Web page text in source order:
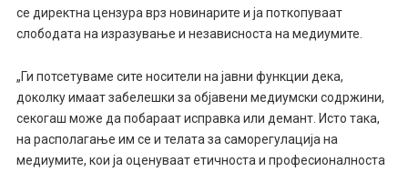
се директна цензура врз новинарите и ја поткопуваат
слободата на изразување и независноста на медиумите.
„Ги потсетуваме сите носители на јавни функции дека,
доколку имаат забелешки за објавени медиумски содржини,
секогаш може да побараат исправка или демант. Исто така,
на располагање им се и телата за саморегулација на
медиумите, кои ја оценуваат етичноста и професионалноста